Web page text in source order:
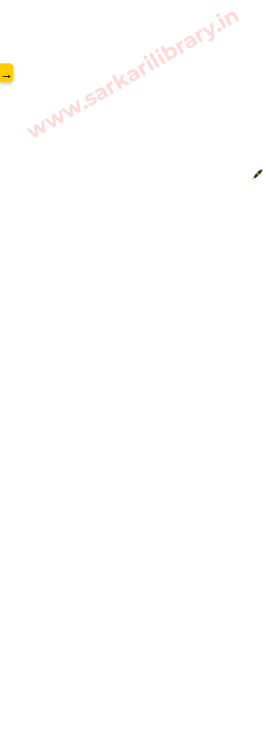
www.sarkarilibrary.in
→